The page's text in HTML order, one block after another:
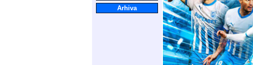
Arhiva